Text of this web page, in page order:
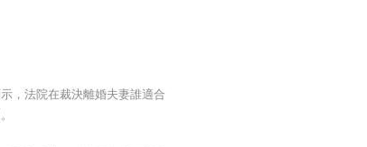
，法院在裁決離婚夫妻誰適合